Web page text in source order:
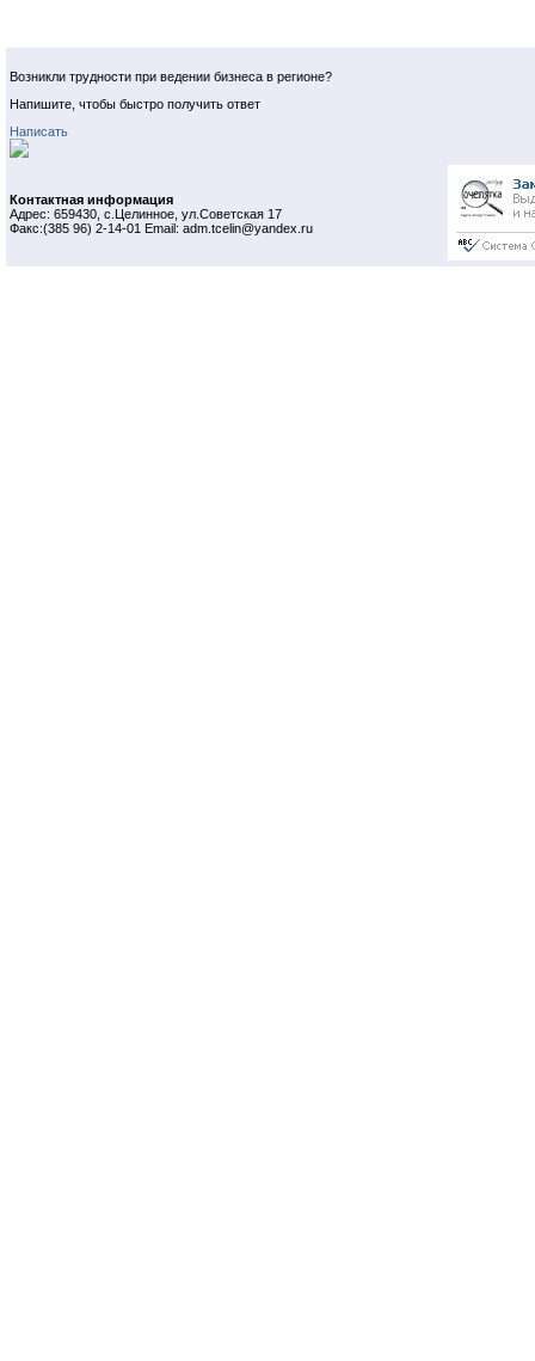
Возникли трудности при ведении бизнеса в регионе?
Напишите, чтобы быстро получить ответ
Написать
Контактная информация
Адрес: 659430, с.Целинное, ул.Советская 17
Факс:(385 96) 2-14-01 Email: adm.tcelin@yandex.ru